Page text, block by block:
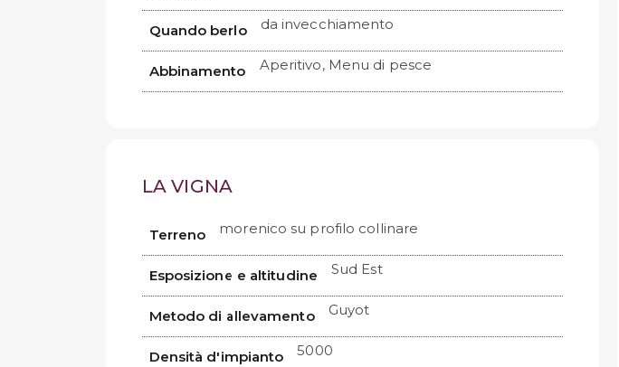
Quando berlo da invecchiamento
Abbinamento Aperitivo, Menu di pesce
LA VIGNA
Terreno morenico su profilo collinare
Esposizione e altitudine Sud Est
Metodo di allevamento Guyot
Densità d'impianto 5000